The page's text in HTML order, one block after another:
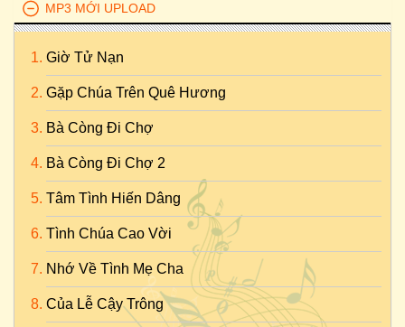
MP3 MỚI UPLOAD
Giờ Tử Nạn
Gặp Chúa Trên Quê Hương
Bà Còng Đi Chợ
Bà Còng Đi Chợ 2
Tâm Tình Hiến Dâng
Tình Chúa Cao Vời
Nhớ Về Tình Mẹ Cha
Của Lễ Cậy Trông